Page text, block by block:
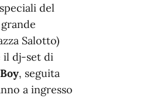
del
Salotto)
il dj-set di
, seguita
a ingresso